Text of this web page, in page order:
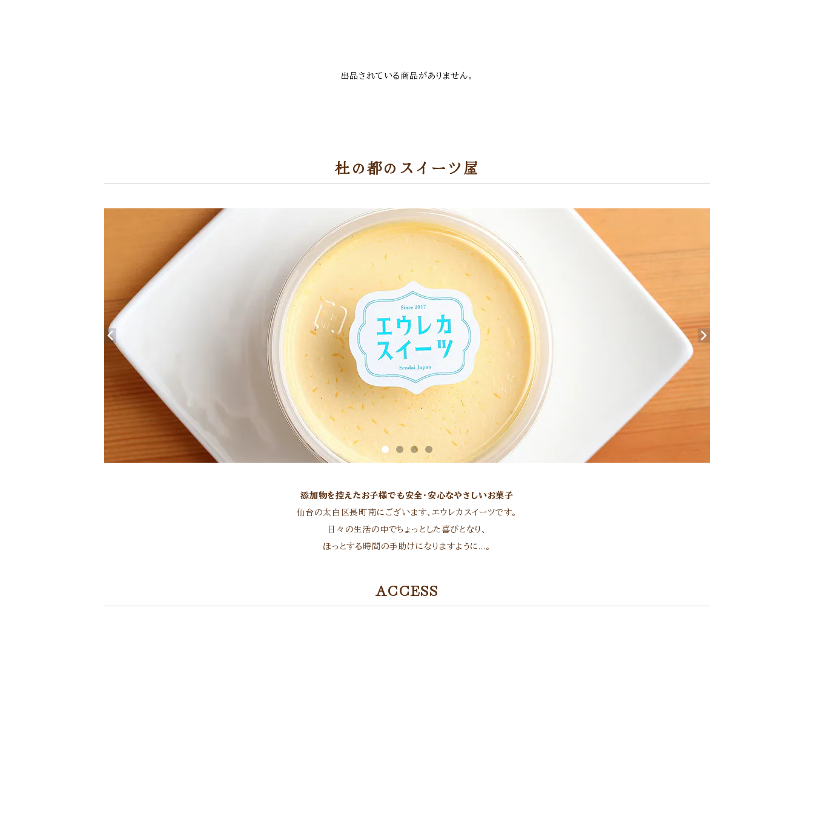
出品されている商品がありません。
杜の都のスイーツ屋
添加物を控えたお子様でも安全・安心なやさしいお菓子
仙台の太白区長町南にございます、エウレカスイーツです。
日々の生活の中でちょっとした喜びとなり、
ほっとする時間の手助けになりますように…。
ACCESS